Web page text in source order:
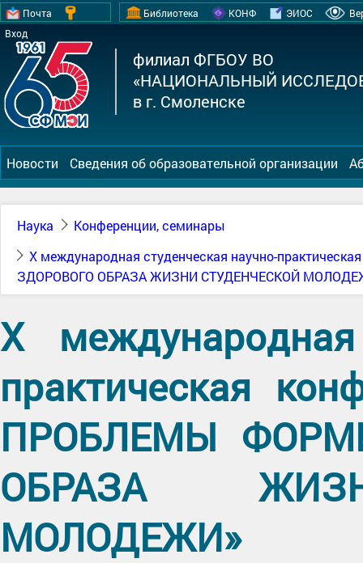
Почта
Вход
Библиотека КОНФ ЭИОС
филиал ФГБОУ ВО
«НАЦИОНАЛЬНЫЙ
в г. Смоленске
Новости Сведения об образовательной организации
Наука
Конференции, семинары
Х международная студенческая научно-
ЗДОРОВОГО ОБРАЗА ЖИЗНИ СТУДЕНЧЕСКОЙ
Х международная
практическая
ПРОБЛЕМЫ
ОБРАЗА
МОЛОДЕЖИ»